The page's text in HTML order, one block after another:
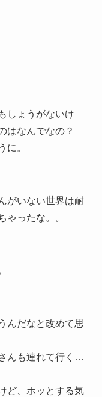
しょうがないけ
はなんでなの？
に。
がいない世界は耐
ったな。。
んだなと改めて思
んも連れて行く…
ど、ホッとする気